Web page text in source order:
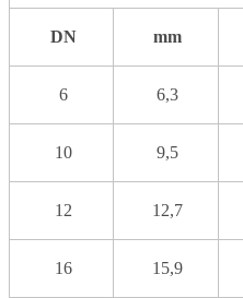
DN mm
6 6,3
10 9,5
12 12,7
16 15,9